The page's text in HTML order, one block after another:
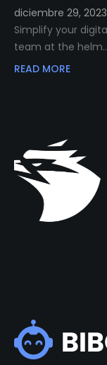
diciembre 29, 2023
Simplify your
team at the
READ MORE